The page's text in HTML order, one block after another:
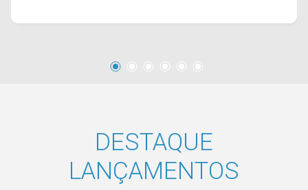
para agendar uma visita, entre em contato
DESTAQUE
LANÇAMENTOS